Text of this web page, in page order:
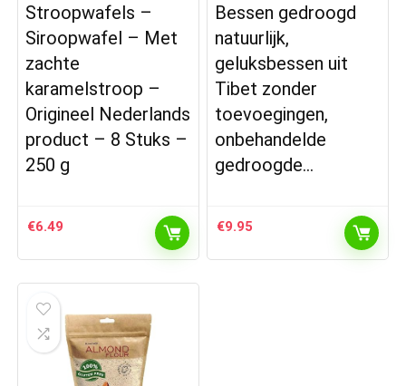
Stroopwafels –
Siroopwafel – Met
zachte
karamelstroop –
Origineel Nederlands
product – 8 Stuks –
250 g
€6.49
Bessen gedroogd
natuurlijk,
geluksbessen uit
Tibet zonder
toevoegingen,
onbehandelde
gedroogde…
€9.95